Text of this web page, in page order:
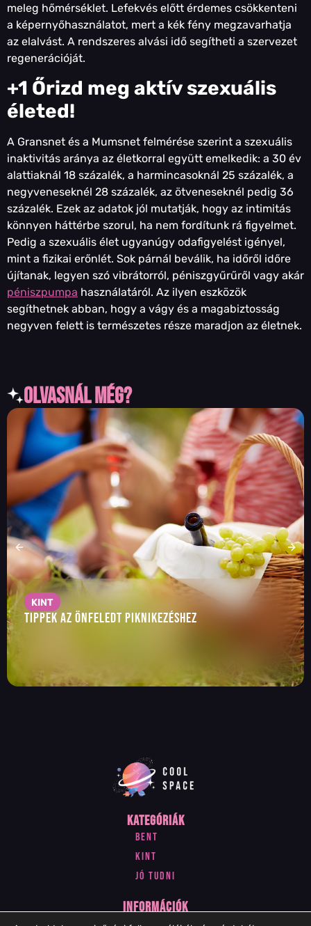
meleg hőmérséklet. Lefekvés előtt érdemes csökkenteni
a képernyőhasználatot, mert a kék fény megzavarhatja
az elalvást. A rendszeres alvási idő segítheti a szervezet
regenerációját.
+1 Őrizd meg aktív szexuális
életed!
A Gransnet és a Mumsnet felmérése szerint a szexuális
inaktivitás aránya az életkorral együtt emelkedik: a 30 év
alattiaknál 18 százalék, a harmincasoknál 25 százalék, a
negyveneseknél 28 százalék, az ötveneseknél pedig 36
százalék. Ezek az adatok jól mutatják, hogy az intimitás
könnyen háttérbe szorul, ha nem fordítunk rá figyelmet.
Pedig a szexuális élet ugyanúgy odafigyelést igényel,
mint a fizikai erőnlét. Sok párnál beválik, ha időről időre
újítanak, legyen szó vibrátorról, péniszgyűrűről vagy akár
péniszpumpa használatáról. Az ilyen eszközök
segíthetnek abban, hogy a vágy és a magabiztosság
negyven felett is természetes része maradjon az életnek.
olvasnál még?
KINT
Tippek az önfeledt piknikezéshez
Kategóriák
Bent
Kint
Jó tudni
Információk
Impresszum